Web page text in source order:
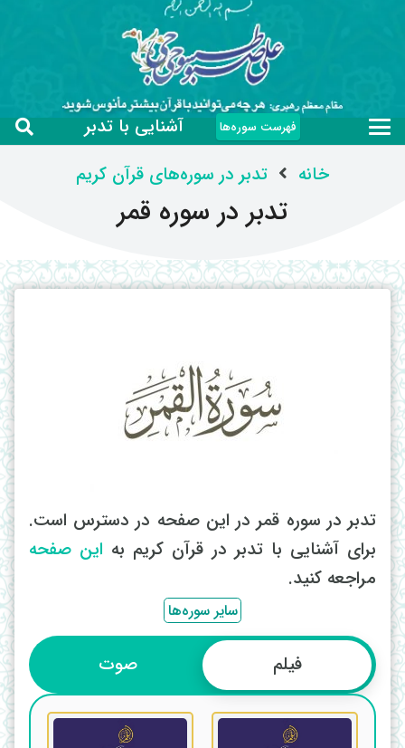
فهرست سوره‌ها
آشنایی با تدبر
خانه
تدبر در سوره‌های قرآن کریم
تدبر در سوره قمر
تدبر در سوره قمر در این صفحه در دسترس است.
برای آشنایی با تدبر در قرآن کریم به این صفحه
مراجعه کنید.
سایر سوره‌ها
فیلم صوت